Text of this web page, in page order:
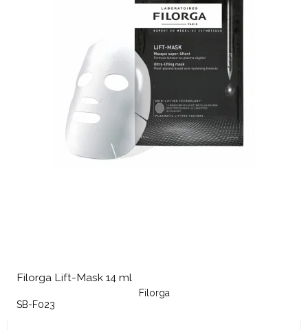
Filorga Lift-Mask 14 ml
Filorga
SB-F023